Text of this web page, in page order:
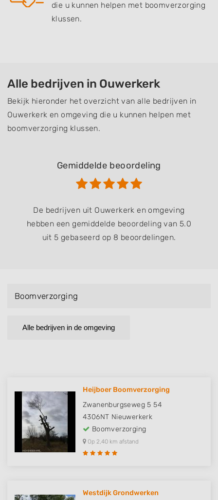
die u kunnen helpen met boomverzorging
klussen.
Alle bedrijven in Ouwerkerk
Bekijk hieronder het overzicht van alle bedrijven in
Ouwerkerk en omgeving die u kunnen helpen met
boomverzorging klussen.
Gemiddelde beoordeling
De bedrijven uit Ouwerkerk en omgeving
hebben een gemiddelde beoordeling van 5.0
uit 5 gebaseerd op 8 beoordelingen.
Boomverzorging
Alle bedrijven in de omgeving
Heijboer Boomverzorging
Zwanenburgseweg 5 54
4306NT Nieuwerkerk
Boomverzorging
Op 2,40 km afstand
Westdijk Grondwerken